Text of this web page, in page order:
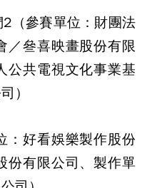
（參賽單位：財團法
／叄喜映畫股份有限
公共電視文化事業基
）
：好看娛樂製作股份
份有限公司、製作單